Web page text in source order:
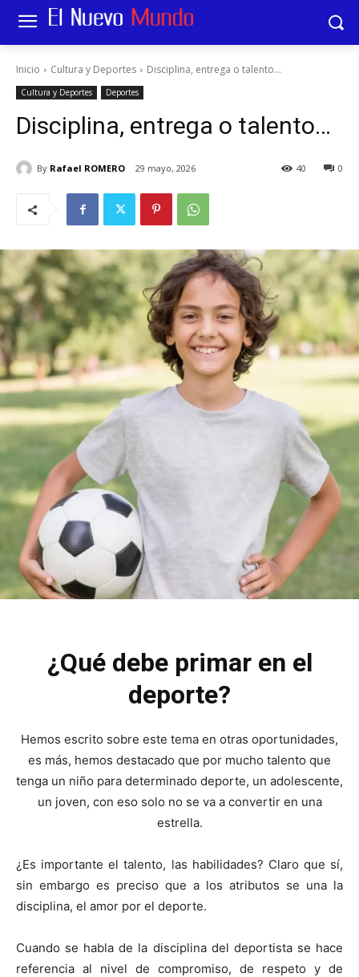
Inicio Cultura y Deportes Disciplina, entrega o talento...
Cultura y Deportes Deportes
Disciplina, entrega o talento…
By Rafael ROMERO 29 mayo, 2026 0
40
¿Qué debe primar en el
deporte?
Hemos escrito sobre este tema en otras oportunidades,
es más, hemos destacado que por mucho talento que
tenga un niño para determinado deporte, un adolescente,
un joven, con eso solo no se va a convertir en una
estrella.
¿Es importante el talento, las habilidades? Claro que sí,
sin embargo es preciso que a los atributos se una la
disciplina, el amor por el deporte.
Cuando se habla de la disciplina del deportista se hace
referencia al nivel de compromiso, de respeto y de